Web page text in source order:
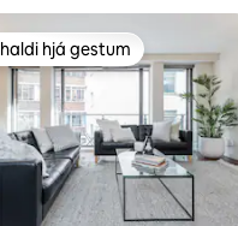
hjá gestum
hjá gestum